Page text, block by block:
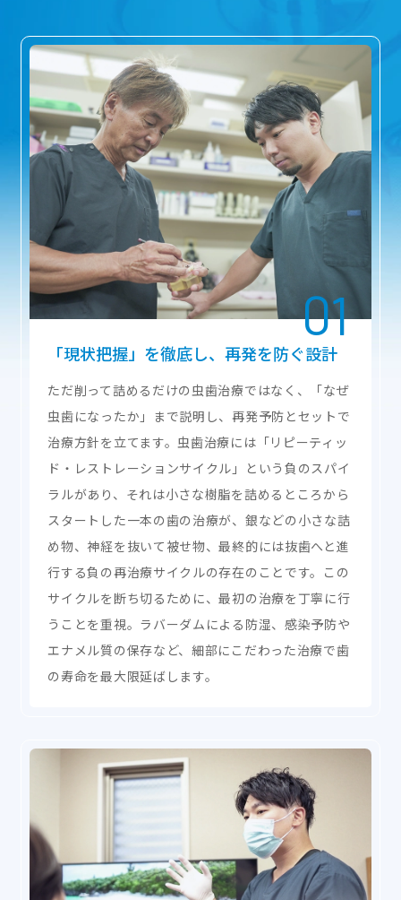
「現状把握」を徹底し、再発を防ぐ設計
ただ削って詰めるだけの虫歯治療ではなく、「なぜ
虫歯になったか」まで説明し、再発予防とセットで
治療方針を立てます。虫歯治療には「リピーティッ
ド・レストレーションサイクル」という負のスパイ
ラルがあり、それは小さな樹脂を詰めるところから
スタートした一本の歯の治療が、銀などの小さな詰
め物、神経を抜いて被せ物、最終的には抜歯へと進
行する負の再治療サイクルの存在のことです。この
サイクルを断ち切るために、最初の治療を丁寧に行
うことを重視。ラバーダムによる防湿、感染予防や
エナメル質の保存など、細部にこだわった治療で歯
の寿命を最大限延ばします。